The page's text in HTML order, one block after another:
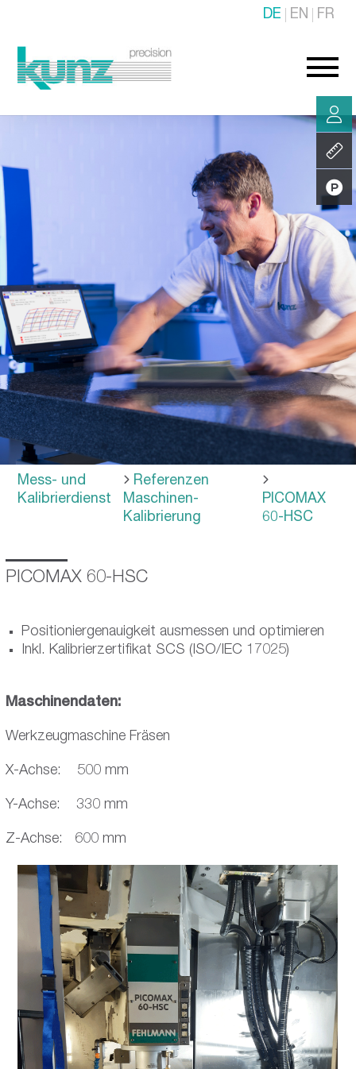
DE EN FR
Mess- und
Kalibrierdienst
Referenzen
Maschinen-
Kalibrierung
PICOMAX
60-HSC
PICOMAX 60-HSC
Positioniergenauigkeit ausmessen und optimieren
Inkl. Kalibrierzertifikat SCS (ISO/IEC 17025)
Maschinendaten:
Werkzeugmaschine Fräsen
X-Achse: 500 mm
Y-Achse: 330 mm
Z-Achse: 600 mm